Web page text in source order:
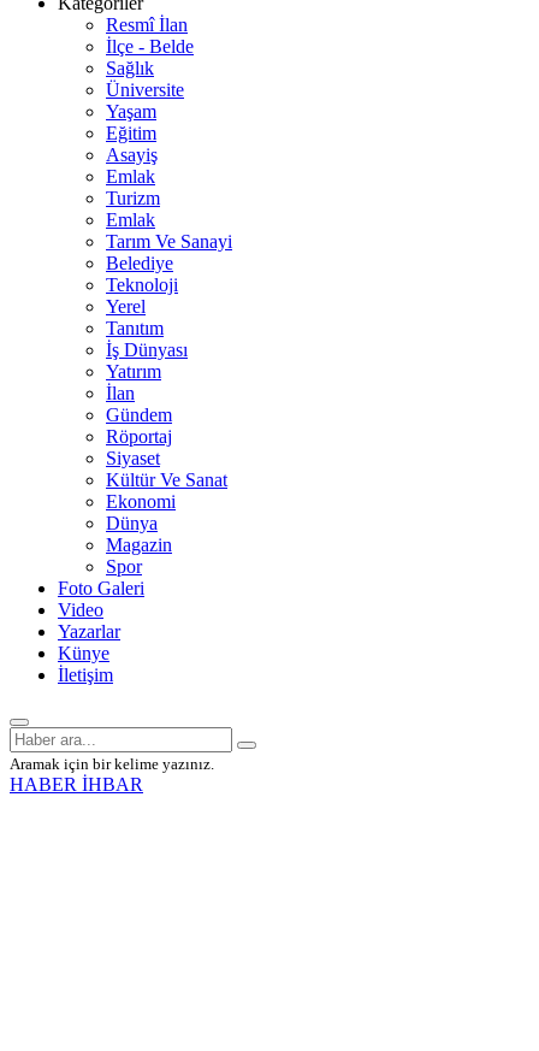
Resmî İlan
İlçe - Belde
Sağlık
Üniversite
Yaşam
Eğitim
Asayiş
Emlak
Turizm
Emlak
Tarım Ve Sanayi
Belediye
Teknoloji
Yerel
Tanıtım
İş Dünyası
Yatırım
İlan
Gündem
Röportaj
Siyaset
Kültür Ve Sanat
Ekonomi
Dünya
Magazin
Spor
Foto Galeri
Video
Yazarlar
Künye
İletişim
Aramak için bir kelime yazınız.
HABER İHBAR